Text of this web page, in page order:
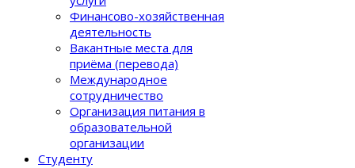
Финансово-хозяйственная
деятельность
Вакантные места для
приёма (перевода)
Международное
сотрудничество
Организация питания в
образовательной
организации
Студенту